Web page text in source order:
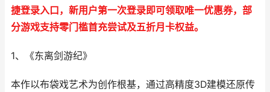
捷登录入口，新用户第一次登录即可领取唯一优惠券，部
分游戏支持零门槛首充尝试及五折月卡权益。
1、《东离剑游纪》
本作以布袋戏艺术为创作根基，通过高精度3D建模还原传